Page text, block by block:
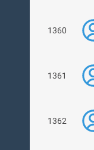
1360
1361
1362